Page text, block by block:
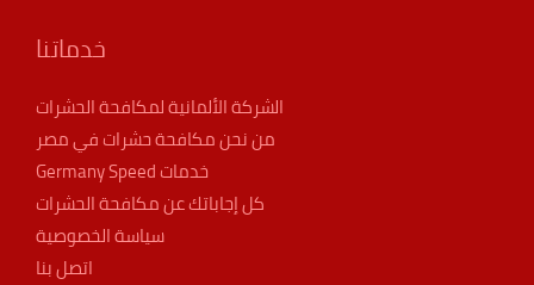
خدماتنا
الشركة الألمانية لمكافحة الحشرات
من نحن مكافحة حشرات في مصر
خدمات Germany Speed
كل إجاباتك عن مكافحة الحشرات
سياسة الخصوصية
اتصل بنا